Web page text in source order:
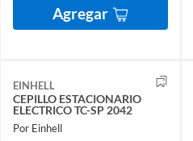
Agregar
EINHELL
CEPILLO ESTACIONARIO
ELECTRICO TC-SP 2042
Por Einhell